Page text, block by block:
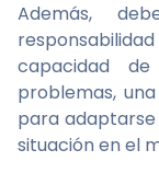
Además,
capacidad
problemas,
para
situación en el